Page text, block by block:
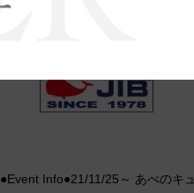
●Event Info●21/11/25～ あべのキュ